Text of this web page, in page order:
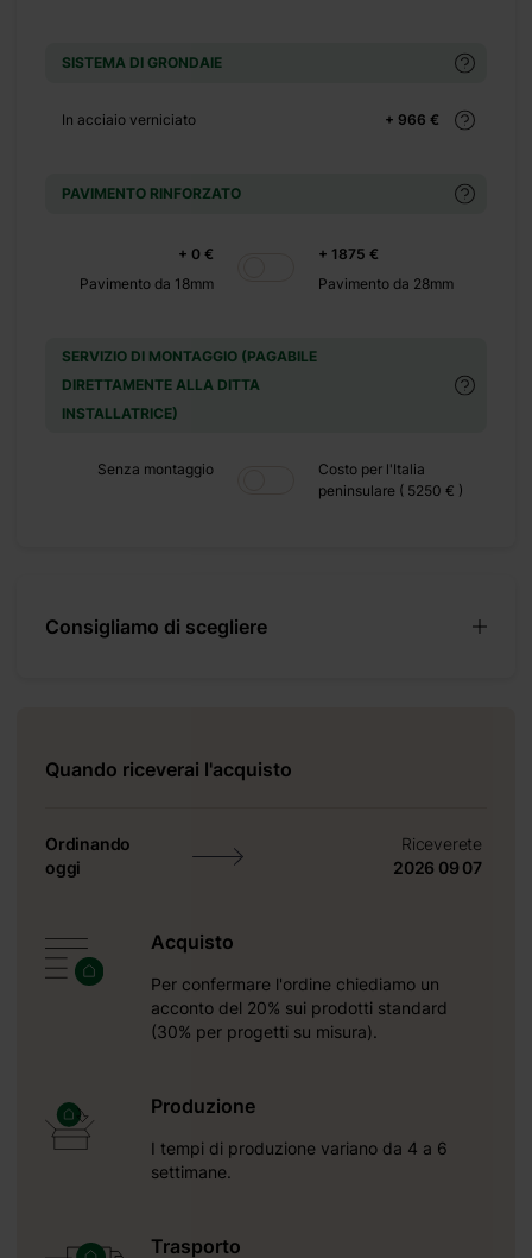
SISTEMA DI GRONDAIE
+ 966 €
In acciaio verniciato
PAVIMENTO RINFORZATO
+ 0 €
Pavimento da 18mm
+ 1875 €
Pavimento da 28mm
SERVIZIO DI MONTAGGIO (PAGABILE
DIRETTAMENTE ALLA DITTA
INSTALLATRICE)
Senza montaggio
Costo per l'Italia
peninsulare ( 5250 € )
Consigliamo di scegliere
Quando riceverai l'acquisto
Ordinando
oggi
Riceverete
2026 09 07
Acquisto
Per confermare l'ordine chiediamo un
acconto del 20% sui prodotti standard
(30% per progetti su misura).
Produzione
I tempi di produzione variano da 4 a 6
settimane.
Trasporto
+ 480 €